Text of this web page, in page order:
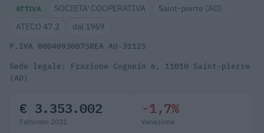
ATTIVA SOCIETA' COOPERATIVA
Saint-pierre (AO)
ATECO 47.2
dal 1969
P.IVA 00040930075REA AO-31125
Sede legale: Frazione Cognein 6, 11010 Saint-pierre
(AO)
€ 3.353.002
Fatturato 2021
-1,7%
Variazione